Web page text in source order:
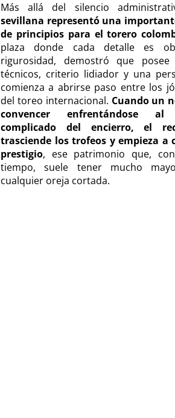
Más allá del silencio
sevillana representó una
de principios para el torero
plaza donde cada detalle es
rigurosidad, demostró que posee
técnicos, criterio lidiador y una
comienza a abrirse paso entre los
del toreo internacional. Cuando un
convencer enfrentándose
complicado del encierro, el
trasciende los trofeos y empieza a
prestigio, ese patrimonio que,
tiempo, suele tener mucho
cualquier oreja cortada.